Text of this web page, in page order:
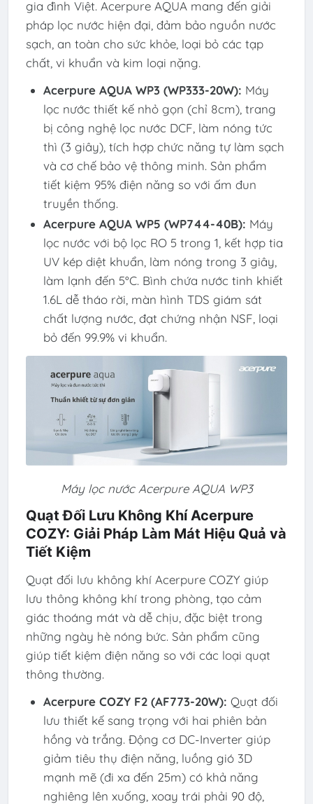
gia đình Việt. Acerpure AQUA mang đến giải
pháp lọc nước hiện đại, đảm bảo nguồn nước
sạch, an toàn cho sức khỏe, loại bỏ các tạp
chất, vi khuẩn và kim loại nặng.
Acerpure AQUA WP3 (WP333-20W): Máy
lọc nước thiết kế nhỏ gọn (chỉ 8cm), trang
bị công nghệ lọc nước DCF, làm nóng tức
thì (3 giây), tích hợp chức năng tự làm sạch
và cơ chế bảo vệ thông minh. Sản phẩm
tiết kiệm 95% điện năng so với ấm đun
truyền thống.
Acerpure AQUA WP5 (WP744-40B): Máy
lọc nước với bộ lọc RO 5 trong 1, kết hợp tia
UV kép diệt khuẩn, làm nóng trong 3 giây,
làm lạnh đến 5°C. Bình chứa nước tinh khiết
1.6L dễ tháo rời, màn hình TDS giám sát
chất lượng nước, đạt chứng nhận NSF, loại
bỏ đến 99.9% vi khuẩn.
Máy lọc nước Acerpure AQUA WP3
Quạt Đối Lưu Không Khí Acerpure
COZY: Giải Pháp Làm Mát Hiệu Quả và
Tiết Kiệm
Quạt đối lưu không khí Acerpure COZY giúp
lưu thông không khí trong phòng, tạo cảm
giác thoáng mát và dễ chịu, đặc biệt trong
những ngày hè nóng bức. Sản phẩm cũng
giúp tiết kiệm điện năng so với các loại quạt
thông thường.
Acerpure COZY F2 (AF773-20W): Quạt đối
lưu thiết kế sang trọng với hai phiên bản
hồng và trắng. Động cơ DC-Inverter giúp
giảm tiêu thụ điện năng, luồng gió 3D
mạnh mẽ (đi xa đến 25m) có khả năng
nghiêng lên xuống, xoay trái phải 90 độ,